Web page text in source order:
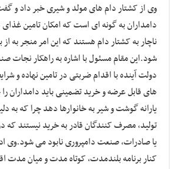
وی از کشتار دام های مولد و شیری خبر داد و
دامداران به گونه ای است که امکان تامین غذای
ناچار به کشتار دام هستند که این امر منجر به
شود.این مقام مسئول با اشاره به راهکار
دولت آینده با اقدام ضربتی در تامین‌ نهاده و
های قابل عرضه و خرید تضمینی باید دامداران
یارانه گوشت و شیر به خانوارها دهد چرا که به
تولید، مصرف کنندگان قادر به خرید نیستند که
یا صادرات، صنعت دامپروری نابود می شود‌.وی
کنار برنامه بلندمدت، کوتاه مدت و میان مدت